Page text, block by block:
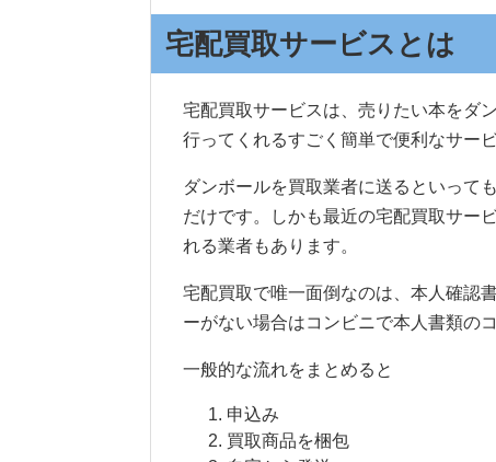
宅配買取サービスとは
宅配買取サービスは、売りたい本をダ
行ってくれるすごく簡単で便利なサー
ダンボールを買取業者に送るといって
だけです。しかも最近の宅配買取サー
れる業者もあります。
宅配買取で唯一面倒なのは、本人確認
ーがない場合はコンビニで本人書類の
一般的な流れをまとめると
申込み
買取商品を梱包